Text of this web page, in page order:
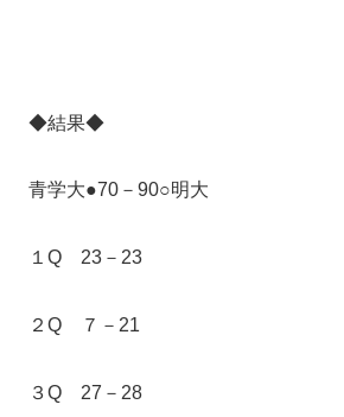
◆結果◆
青学大●70－90○明大
１Q 23－23
２Q ７－21
３Q 27－28